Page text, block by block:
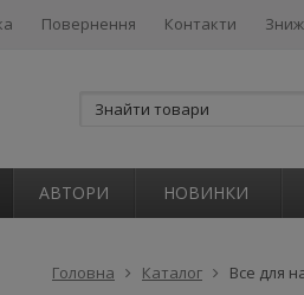
Повернення Контакти
АВТОРИ НОВИНКИ
Головна Каталог Все для